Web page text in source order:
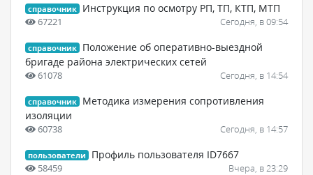
справочник Инструкция по осмотру РП, ТП, КТП, МТП
67221 Сегодня, в 09:54
справочник
Положение об оперативно-выездной
бригаде района электрических сетей
61078 Сегодня, в 14:54
справочник
Методика измерения сопротивления
изоляции
60738 Сегодня, в 14:57
пользователи Профиль пользователя ID7667
58459 Вчера, в 23:29